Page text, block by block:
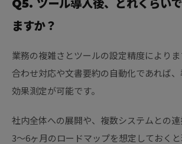
Q5. ツール導入後、どれくらい
ますか？
業務の複雑さとツールの設定精度により
合わせ対応や文書要約の自動化であれば
効果測定が可能です。
社内全体への展開や、複数システムとの
3〜6ヶ月のロードマップを想定しておく